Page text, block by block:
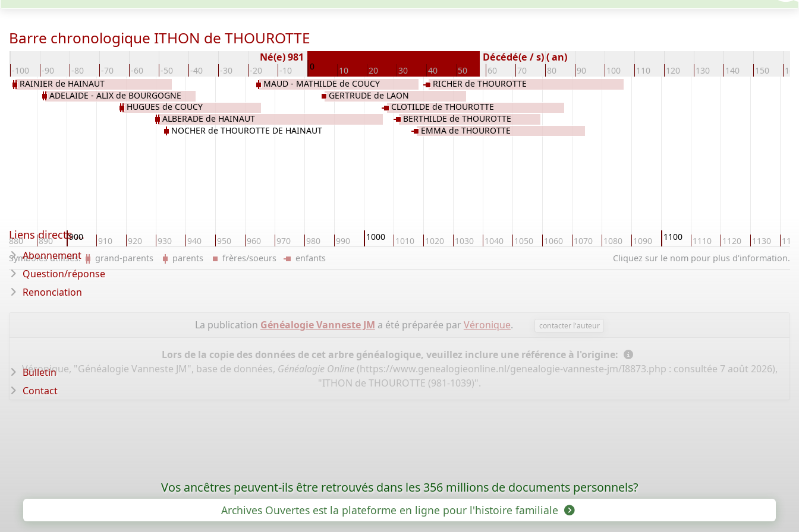
Barre chronologique ITHON de THOUROTTE
-100 -90 -80 -70 -60 -50 -40 -30 -20 -10 0 10 20 30 40 50 60 70 80 90 100 110 120 130 140 150 160
Né(e) 981 Décédé(e / s) ( an)
880 890 900 910 920 930 940 950 960 970 980 990 1000 1010 1020 1030 1040 1050 1060 1070 1080 1090 1100 1110 1120 1130
RAINIER de HAINAUT
ADELAIDE - ALIX de BOURGOGNE
HUGUES de COUCY
ALBERADE de HAINAUT
NOCHER de THOUROTTE DE HAINAUT
MAUD - MATHILDE de COUCY
GERTRUDE de LAON
CLOTILDE de THOUROTTE
BERTHILDE de THOUROTTE
EMMA de THOUROTTE
RICHER de THOUROTTE
Cliquez sur le nom pour plus d'information.
Symboles utilisés: grand-parents parents frères/soeurs enfants
La publication Généalogie Vanneste JM a été préparée par Véronique. contacter l'auteur
Lors de la copie des données de cet arbre généalogique, veuillez inclure une référence à l'origine:
Véronique, "Généalogie Vanneste JM", base de données, Généalogie Online (https://www.genealogieonline.nl/genealogie-vanneste-jm/I8873.php : consultée 7 août 2026),
"ITHON de THOUROTTE (981-1039)".
Liens directs ...
Abonnement
Question/réponse
Renonciation
Bulletin
Contact
Vos ancêtres peuvent-ils être retrouvés dans les 356 millions de documents personnels?
Archives Ouvertes est la plateforme en ligne pour l'histoire familiale